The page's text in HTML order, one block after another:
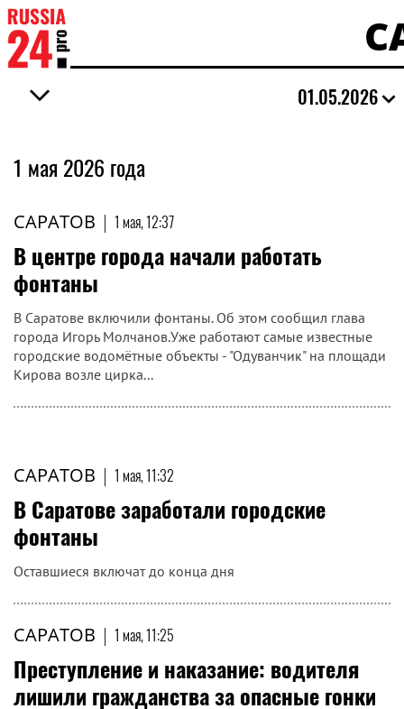
01.05.2026
1 мая 2026 года
САРАТОВ | 1 мая, 12:37
В центре города начали работать
фонтаны
В Саратове включили фонтаны. Об этом сообщил глава
города Игорь Молчанов.Уже работают самые известные
городские водомётные объекты - "Одуванчик" на площади
Кирова возле цирка...
САРАТОВ
В некоторых частях Баку и